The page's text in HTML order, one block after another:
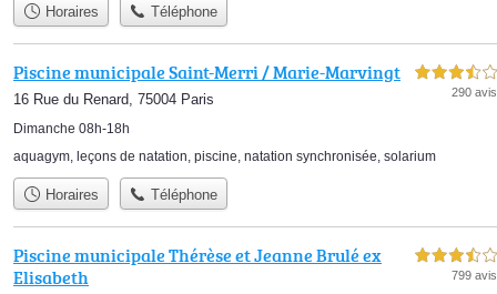
Horaires Téléphone
Piscine municipale Saint-Merri / Marie-Marvingt
16 Rue du Renard, 75004 Paris
Dimanche 08h-18h
3,5 étoiles sur 5
290 avis
aquagym, leçons de natation, piscine, natation synchronisée, solarium
Horaires Téléphone
Piscine municipale Thérèse et Jeanne Brulé ex
Elisabeth
3,5 étoiles sur 5
799 avis